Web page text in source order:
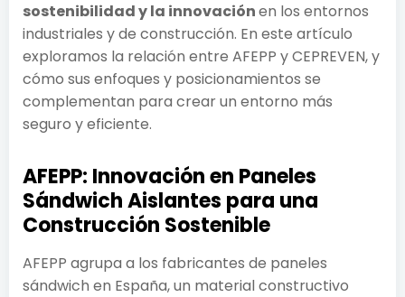
sostenibilidad y la innovaciónen los entornos
industriales y de construcción. En este artículo
exploramos la relación entre AFEPP y CEPREVEN, y
cómo sus enfoques y posicionamientos se
complementan para crear un entorno más
seguro y eficiente.
AFEPP: Innovación en Paneles
Sándwich Aislantes para una
Construcción Sostenible
AFEPP agrupa a los fabricantes de paneles
sándwich en España, un material constructivo